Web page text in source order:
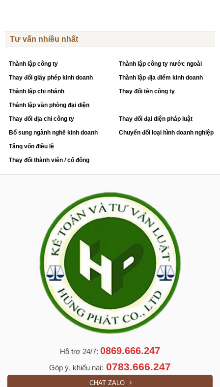
Tư vấn nhiều nhất
Thành lập công ty
Thay đổi giấy phép kinh doanh
Thành lập chi nhánh
Thành lập văn phòng đại diện
Thành lập công ty nước ngoài
Thành lập địa điểm kinh doanh
Thay đổi tên công ty
Thay đổi địa chỉ công ty
Bổ sung ngành nghề kinh doanh
Tăng vốn điều lệ
Thay đổi thành viên / cổ đông
Thay đổi đại diện pháp luật
Chuyển đổi loại hình doanh nghiệp
Hỗ trợ 24/7: 0869.666.247
Góp ý, khiếu nại: 0783.666.247
CHAT ZALO